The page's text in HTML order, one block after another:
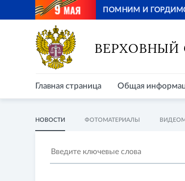
ПОМНИМ И
Главная страница
ВЕРХОВНЫЙ
Главная страница Общая
НОВОСТИ ФОТОМАТЕРИАЛЫ